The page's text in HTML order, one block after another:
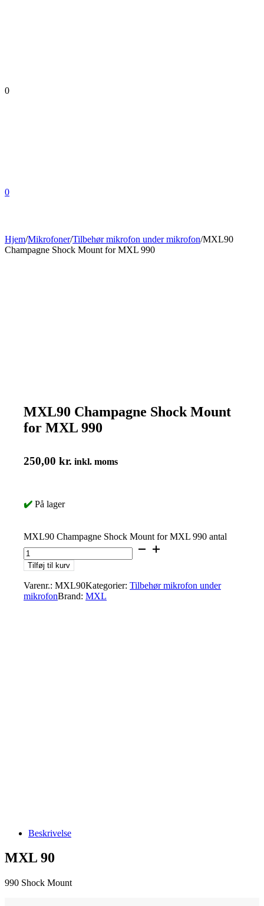
0
0
Hjem/Mikrofoner/Tilbehør mikrofon under mikrofon/MXL90
Champagne Shock Mount for MXL 990
MXL90 Champagne Shock Mount
for MXL 990
250,00 kr. inkl. moms
✔️ På lager
MXL90 Champagne Shock Mount for MXL 990 antal
Tilføj til kurv
Varenr.: MXL90Kategorier: Tilbehør mikrofon under
mikrofonBrand: MXL
Beskrivelse
MXL 90
990 Shock Mount